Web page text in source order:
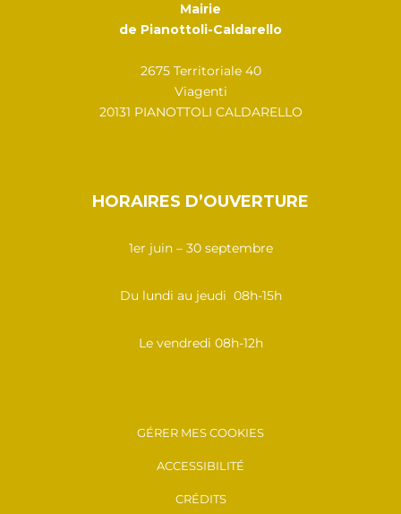
Mairie
de Pianottoli-Caldarello
2675 Territoriale 40
Viagenti
20131 PIANOTTOLI CALDARELLO
HORAIRES D’OUVERTURE
1er juin – 30 septembre
Du lundi au jeudi 08h-15h
Le vendredi 08h-12h
GÉRER MES COOKIES
ACCESSIBILITÉ
CRÉDITS